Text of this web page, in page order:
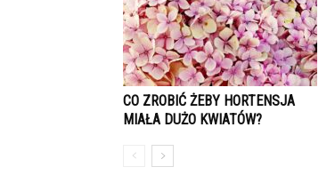
CO ZROBIĆ ŻEBY HORTENSJA
MIAŁA DUŻO KWIATÓW?